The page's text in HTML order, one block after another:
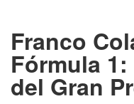
Franco
Fórmula
del Gran